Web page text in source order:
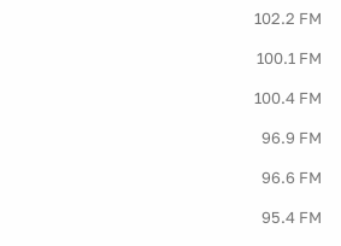
102.2 FM
100.1 FM
100.4 FM
96.9 FM
96.6 FM
95.4 FM